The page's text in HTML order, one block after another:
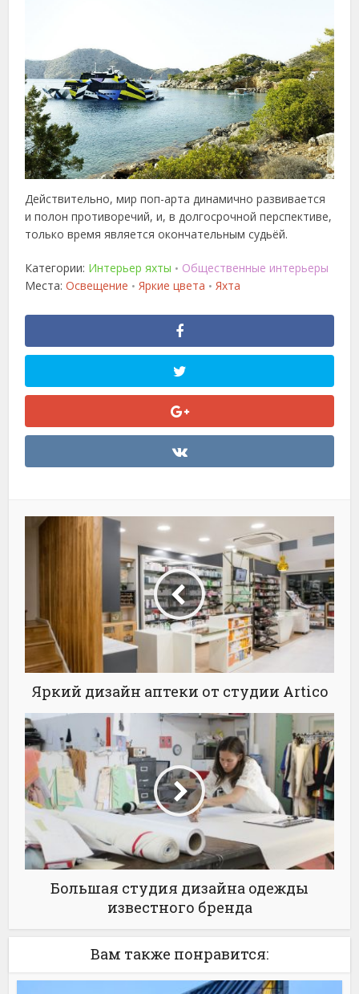
Действительно, мир поп-арта динамично развивается
и полон противоречий, и, в долгосрочной перспективе,
только время является окончательным судьёй.
Категории: Интерьер яхты • Общественные интерьеры
Места:Освещение • Яркие цвета • Яхта
Яркий дизайн аптеки от студии Artico
Большая студия дизайна одежды
известного бренда
Вам также понравится: